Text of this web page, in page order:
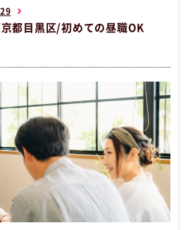
都目黒区/初めての昼職OK